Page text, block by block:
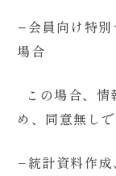
−会員向け特
場合
この場合、情
め、同意無し
−統計資料作